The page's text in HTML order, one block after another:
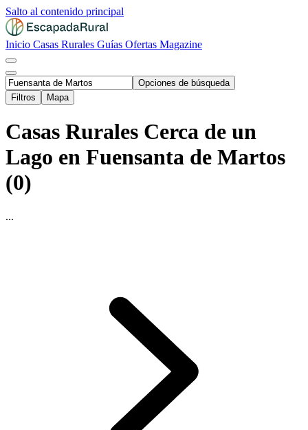
Salto al contenido principal
Inicio Casas Rurales Guías Ofertas Magazine
Opciones de búsqueda
Filtros
Mapa
Casas Rurales Cerca de un
Lago en Fuensanta de Martos
(0)
...